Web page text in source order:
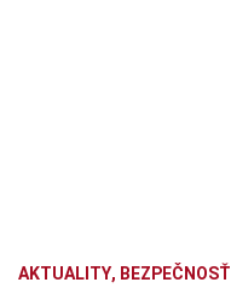
AKTUALITY, BEZPEČNOSŤ